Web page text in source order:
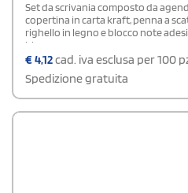
Set da scrivania composto da
copertina in carta kraft, penna a
righello in legno e blocco note
blu.
€4,12cad. iva esclusa per 100
Spedizione gratuita